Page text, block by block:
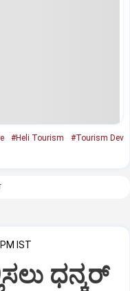
#Heli Tourism
#Tourism Dev
IST
ಧನ್ಕರ್‌